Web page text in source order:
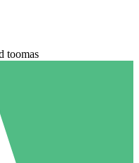
toomas